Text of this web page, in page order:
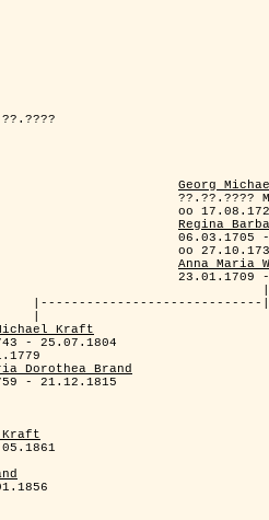
Georg
??.??.????
oo
Regina
06.03.1705
oo
Anna Maria
23.01.1709
|-----------------------------
Kraft
- 25.07.1804
Dorothea Brand
- 21.12.1815
Kraft